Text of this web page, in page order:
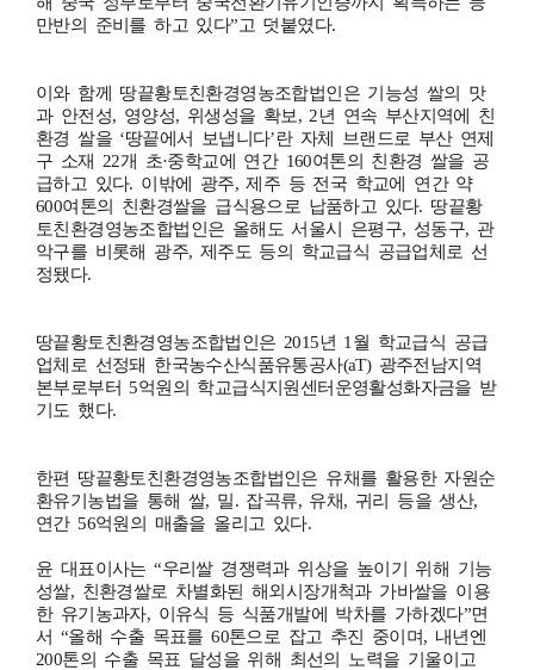
만반의 준비를 하고 있다”고 덧붙였다.
이와 함께 땅끝황토친환경영농조합법인은 기능성 쌀의 맛
과 안전성, 영양성, 위생성을 확보, 2년 연속 부산지역에 친
환경 쌀을 ‘땅끝에서 보냅니다’란 자체 브랜드로 부산 연제
구 소재 22개 초·중학교에 연간 160여톤의 친환경 쌀을 공
급하고 있다. 이밖에 광주, 제주 등 전국 학교에 연간 약
600여톤의 친환경쌀을 급식용으로 납품하고 있다. 땅끝황
토친환경영농조합법인은 올해도 서울시 은평구, 성동구, 관
악구를 비롯해 광주, 제주도 등의 학교급식 공급업체로 선
정됐다.
땅끝황토친환경영농조합법인은 2015년 1월 학교급식 공급
업체로 선정돼 한국농수산식품유통공사(aT) 광주전남지역
본부로부터 5억원의 학교급식지원센터운영활성화자금을 받
기도 했다.
한편 땅끝황토친환경영농조합법인은 유채를 활용한 자원순
환유기농법을 통해 쌀, 밀. 잡곡류, 유채, 귀리 등을 생산,
연간 56억원의 매출을 올리고 있다.
윤 대표이사는 “우리쌀 경쟁력과 위상을 높이기 위해 기능
성쌀, 친환경쌀로 차별화된 해외시장개척과 가바쌀을 이용
한 유기농과자, 이유식 등 식품개발에 박차를 가하겠다”면
서 “올해 수출 목표를 60톤으로 잡고 추진 중이며, 내년엔
200톤의 수출 목표 달성을 위해 최선의 노력을 기울이고